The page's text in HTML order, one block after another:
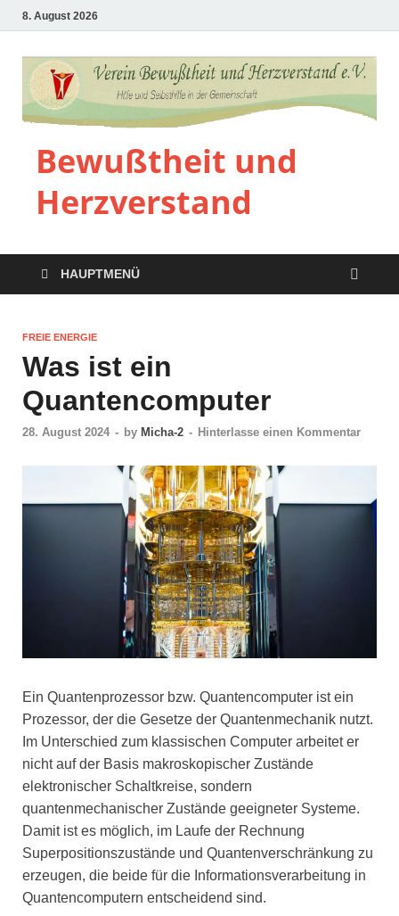
8. August 2026
Bewußtheit und
Herzverstand
HAUPTMENÜ
FREIE ENERGIE
Was ist ein
Quantencomputer
28. August 2024 - by Micha-2 - Hinterlasse einen Kommentar
Ein Quantenprozessor bzw. Quantencomputer ist ein
Prozessor, der die Gesetze der Quantenmechanik nutzt.
Im Unterschied zum klassischen Computer arbeitet er
nicht auf der Basis makroskopischer Zustände
elektronischer Schaltkreise, sondern
quantenmechanischer Zustände geeigneter Systeme.
Damit ist es möglich, im Laufe der Rechnung
Superpositionszustände und Quantenverschränkung zu
erzeugen, die beide für die Informationsverarbeitung in
Quantencomputern entscheidend sind.